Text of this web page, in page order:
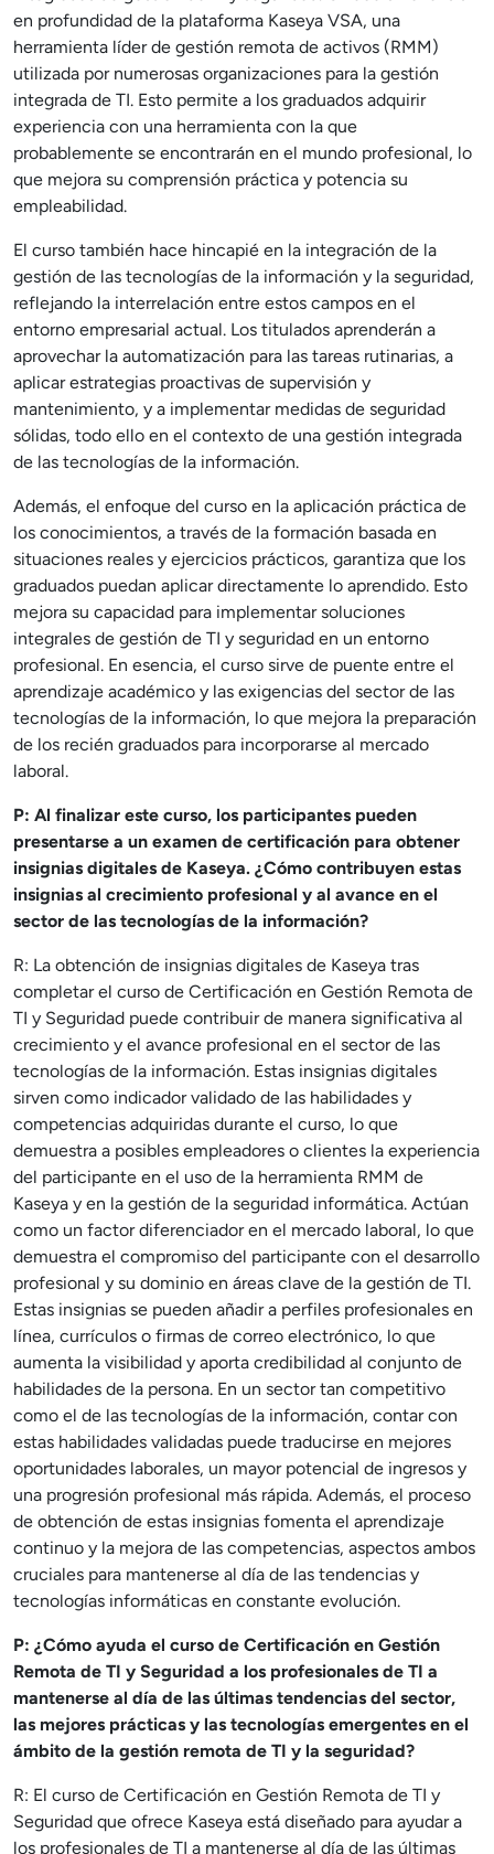
en profundidad de la plataforma Kaseya VSA, una
herramienta líder de gestión remota de activos (RMM)
utilizada por numerosas organizaciones para la gestión
integrada de TI. Esto permite a los graduados adquirir
experiencia con una herramienta con la que
probablemente se encontrarán en el mundo profesional, lo
que mejora su comprensión práctica y potencia su
empleabilidad.
El curso también hace hincapié en la integración de la
gestión de las tecnologías de la información y la seguridad,
reflejando la interrelación entre estos campos en el
entorno empresarial actual. Los titulados aprenderán a
aprovechar la automatización para las tareas rutinarias, a
aplicar estrategias proactivas de supervisión y
mantenimiento, y a implementar medidas de seguridad
sólidas, todo ello en el contexto de una gestión integrada
de las tecnologías de la información.
Además, el enfoque del curso en la aplicación práctica de
los conocimientos, a través de la formación basada en
situaciones reales y ejercicios prácticos, garantiza que los
graduados puedan aplicar directamente lo aprendido. Esto
mejora su capacidad para implementar soluciones
integrales de gestión de TI y seguridad en un entorno
profesional. En esencia, el curso sirve de puente entre el
aprendizaje académico y las exigencias del sector de las
tecnologías de la información, lo que mejora la preparación
de los recién graduados para incorporarse al mercado
laboral.
P: Al finalizar este curso, los participantes pueden
presentarse a un examen de certificación para obtener
insignias digitales de Kaseya. ¿Cómo contribuyen estas
insignias al crecimiento profesional y al avance en el
sector de las tecnologías de la información?
R: La obtención de insignias digitales de Kaseya tras
completar el curso de Certificación en Gestión Remota de
TI y Seguridad puede contribuir de manera significativa al
crecimiento y el avance profesional en el sector de las
tecnologías de la información. Estas insignias digitales
sirven como indicador validado de las habilidades y
competencias adquiridas durante el curso, lo que
demuestra a posibles empleadores o clientes la experiencia
del participante en el uso de la herramienta RMM de
Kaseya y en la gestión de la seguridad informática. Actúan
como un factor diferenciador en el mercado laboral, lo que
demuestra el compromiso del participante con el desarrollo
profesional y su dominio en áreas clave de la gestión de TI.
Estas insignias se pueden añadir a perfiles profesionales en
línea, currículos o firmas de correo electrónico, lo que
aumenta la visibilidad y aporta credibilidad al conjunto de
habilidades de la persona. En un sector tan competitivo
como el de las tecnologías de la información, contar con
estas habilidades validadas puede traducirse en mejores
oportunidades laborales, un mayor potencial de ingresos y
una progresión profesional más rápida. Además, el proceso
de obtención de estas insignias fomenta el aprendizaje
continuo y la mejora de las competencias, aspectos ambos
cruciales para mantenerse al día de las tendencias y
tecnologías informáticas en constante evolución.
P: ¿Cómo ayuda el curso de Certificación en Gestión
Remota de TI y Seguridad a los profesionales de TI a
mantenerse al día de las últimas tendencias del sector,
las mejores prácticas y las tecnologías emergentes en el
ámbito de la gestión remota de TI y la seguridad?
R: El curso de Certificación en Gestión Remota de TI y
Seguridad que ofrece Kaseya está diseñado para ayudar a
los profesionales de TI a mantenerse al día de las últimas